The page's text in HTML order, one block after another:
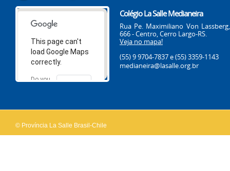
This page can't
load Google Maps
correctly.
Do you
OK
Colégio La Salle Medianeira
Rua Pe. Maximiliano Von Lassberg,
666 - Centro, Cerro Largo-RS.
Veja no mapa!
(55) 9 9704-7837e (55) 3359-1143
medianeira@lasalle.org.br
© Província La Salle Brasil-Chile